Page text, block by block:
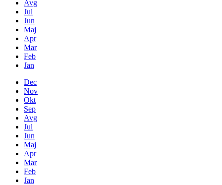
Avg
Jul
Jun
Maj
Apr
Mar
Feb
Jan
Dec
Nov
Okt
Sep
Avg
Jul
Jun
Maj
Apr
Mar
Feb
Jan